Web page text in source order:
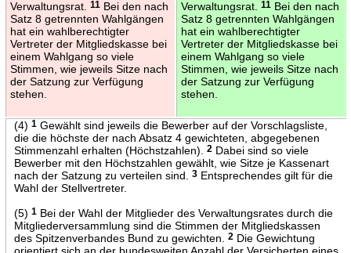
Verwaltungsrat.
11Bei den nach
Satz 8 getrennten Wahlgängen
hat ein wahlberechtigter
Vertreter der Mitgliedskasse bei
einem Wahlgang so viele
Stimmen, wie jeweils Sitze nach
der Satzung zur Verfügung
stehen.
Verwaltungsrat.
11Bei den nach
Satz 8 getrennten Wahlgängen
hat ein wahlberechtigter
Vertreter der Mitgliedskasse bei
einem Wahlgang so viele
Stimmen, wie jeweils Sitze nach
der Satzung zur Verfügung
stehen.
(4) 1Gewählt sind jeweils die Bewerber auf der Vorschlagsliste,
die die höchste der nach Absatz 4 gewichteten, abgegebenen
Stimmenzahl erhalten (Höchstzahlen).
2Dabei sind so viele
Bewerber mit den Höchstzahlen gewählt, wie Sitze je Kassenart
nach der Satzung zu verteilen sind.
3Entsprechendes gilt für die
Wahl der Stellvertreter.
(5) 1Bei der Wahl der Mitglieder des Verwaltungsrates durch die
Mitgliederversammlung sind die Stimmen der Mitgliedskassen
des Spitzenverbandes Bund zu gewichten.
2Die Gewichtung
orientiert sich an der bundesweiten Anzahl der Versicherten eines